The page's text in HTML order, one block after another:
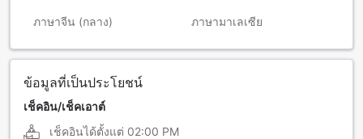
ภาษาจีน (กลาง) ภาษามาเลเซีย
ข้อมูลที่เป็นประโยชน์
เช็คอิน/เช็คเอาต์
เช็คอินได้ตั้งแต่ 02:00 PM